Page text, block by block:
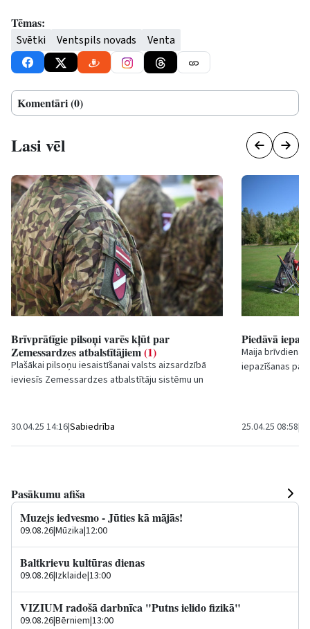
Tēmas:
Svētki Ventspils novads Venta
Komentāri (0)
Lasi vēl
Brīvprātīgie pilsoņi varēs kļūt par
Zemessardzes atbalstītājiem(1)
Plašākai pilsoņu iesaistīšanai valsts aizsardzībā
ieviesīs Zemessardzes atbalstītāju sistēmu un
30.04.25 14:16|Sabiedrība
Piedāvā
Maija
iepazīšanas
25.04.25 08:58|
Pasākumu afiša
Muzejs iedvesmo - Jūties kā mājās!
09.08.26|Mūzika|12:00
Baltkrievu kultūras dienas
09.08.26|Izklaide|13:00
VIZIUM radošā darbnīca "Putns ielido fizikā"
09.08.26|Bērniem|13:00